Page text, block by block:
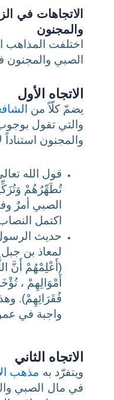
الاتجاهات في
والمجنون
اختلفت المذاهب
الصبي والمجنون
الاتجاه الأول
يضمّ كلّاً من
والتي تقول
والمجنون استناداً
قول الله
تُطَهِّرُهُمْ
الصبي أمرٌ
اكتمل
حديث
لمعاذ بن
(أَعْلِمْهُمْ أَنَّ
أَمْوَالِهِمْ ،
فُقَرَائِهِمْ).
واجبة في
الاتجاه الثاني
ويتفرّد به مذهب
في مال الصبي